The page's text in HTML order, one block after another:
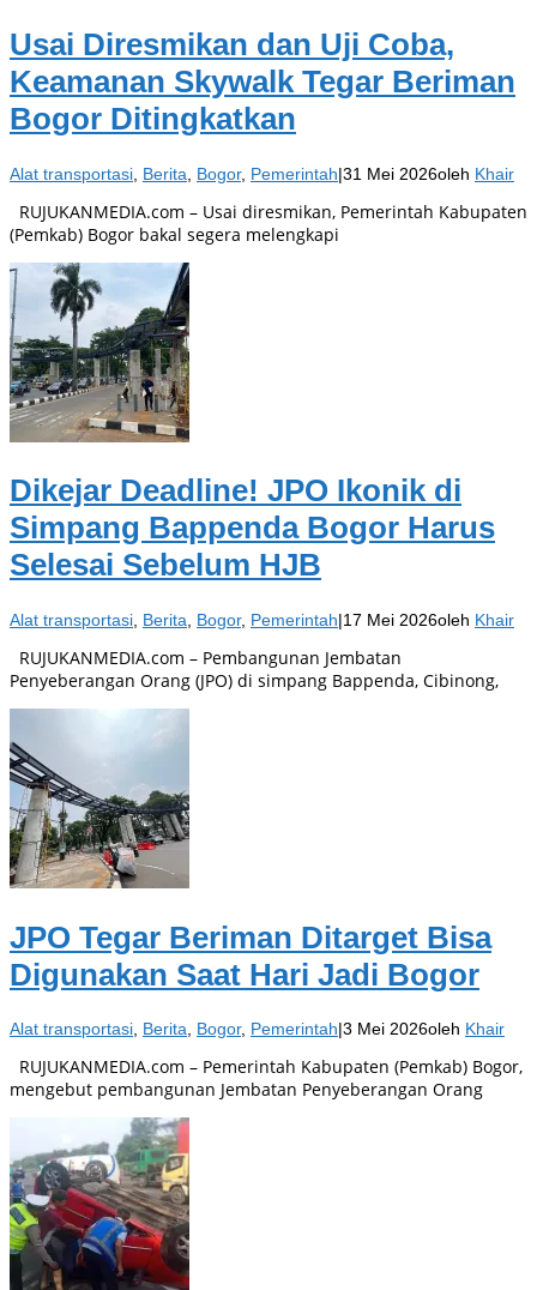
Usai Diresmikan dan Uji Coba,
Keamanan Skywalk Tegar Beriman
Bogor Ditingkatkan
Alat transportasi Berita Bogor, Pemerintah|31 Mei 2026oleh Khair
RUJUKANMEDIA.com – Usai diresmikan, Pemerintah Kabupaten
(Pemkab) Bogor bakal segera melengkapi
Dikejar Deadline! JPO Ikonik di
Simpang Bappenda Bogor Harus
Selesai Sebelum HJB
Alat transportasi Berita Bogor, Pemerintah|17 Mei 2026oleh Khair
RUJUKANMEDIA.com – Pembangunan Jembatan
Penyeberangan Orang (JPO) di simpang Bappenda, Cibinong,
JPO Tegar Beriman Ditarget Bisa
Digunakan Saat Hari Jadi Bogor
Alat transportasi Berita Bogor, Pemerintah|3 Mei 2026oleh Khair
RUJUKANMEDIA.com – Pemerintah Kabupaten (Pemkab) Bogor,
mengebut pembangunan Jembatan Penyeberangan Orang